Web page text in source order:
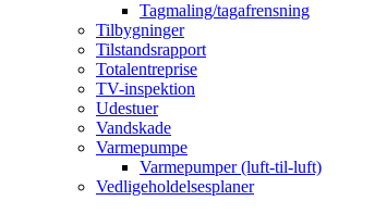
Tagmaling/tagafrensning
Tilbygninger
Tilstandsrapport
Totalentreprise
TV-inspektion
Udestuer
Vandskade
Varmepumpe
Varmepumper (luft-til-luft)
Vedligeholdelsesplaner